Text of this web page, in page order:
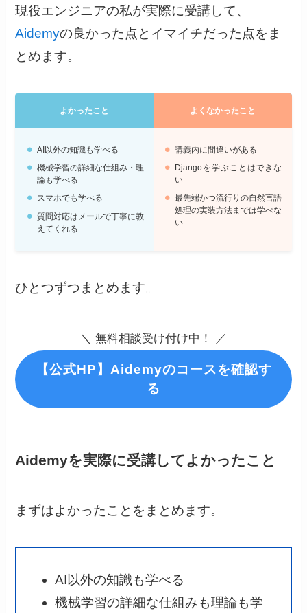
現役エンジニアの私が実際に受講して、
Aidemyの良かった点とイマイチだった点をま
とめます。
よかったこと よくなかったこと
AI以外の知識も学べる
機械学習の詳細な仕組み・理
論も学べる
スマホでも学べる
質問対応はメールで丁寧に教
えてくれる
講義内に間違いがある
Djangoを学ぶことはできな
い
最先端かつ流行りの自然言語
処理の実装方法までは学べな
い
ひとつずつまとめます。
＼ 無料相談受け付け中！ ／
【公式HP】Aidemyのコースを確認す
る
Aidemyを実際に受講してよかったこと
まずはよかったことをまとめます。
AI以外の知識も学べる
機械学習の詳細な仕組みも理論も学